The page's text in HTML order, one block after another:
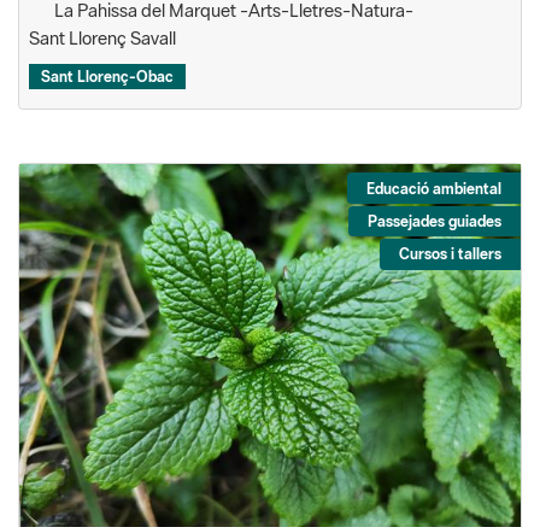
La Pahissa del Marquet -Arts-Lletres-Natura-
Sant Llorenç Savall
Sant Llorenç-Obac
Educació ambiental
Passejades guiades
Cursos i tallers